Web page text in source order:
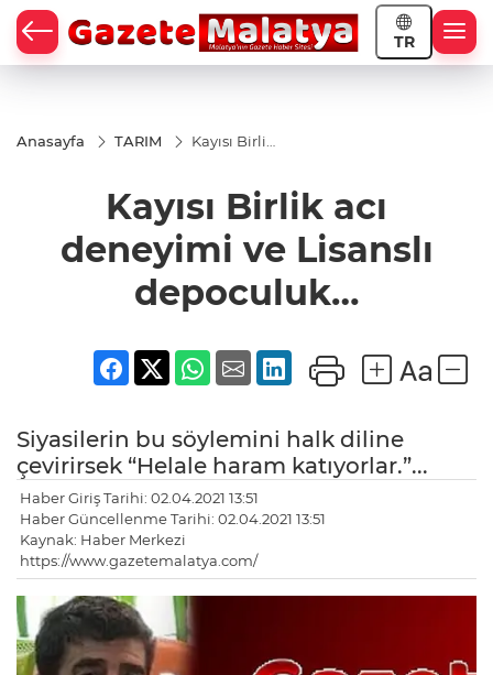
TR
Anasayfa TARIM
Kayısı Birlik
ve Lisanslı
depoculuk…
Kayısı Birlik acı
deneyimi ve Lisanslı
depoculuk…
Siyasilerin bu söylemini halk diline
çevirirsek “Helale haram katıyorlar.”...
Haber Giriş Tarihi: 02.04.2021 13:51
Haber Güncellenme Tarihi: 02.04.2021 13:51
Kaynak: Haber Merkezi
https://www.gazetemalatya.com/